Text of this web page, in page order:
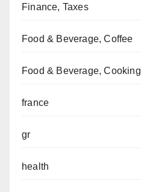
Finance, Taxes
Food & Beverage, Coffee
Food & Beverage, Cooking
france
gr
health